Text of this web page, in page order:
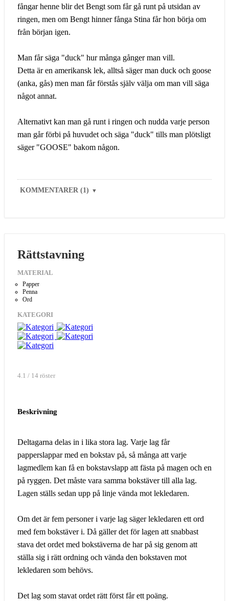
fångar henne blir det Bengt som får gå runt på utsidan av
ringen, men om Bengt hinner fånga Stina får hon börja om
från början igen.
Man får säga "duck" hur många gånger man vill.
Detta är en amerikansk lek, alltså säger man duck och goose
(anka, gås) men man får förstås själv välja om man vill säga
något annat.
Alternativt kan man gå runt i ringen och nudda varje person
man går förbi på huvudet och säga "duck" tills man plötsligt
säger "GOOSE" bakom någon.
KOMMENTARER (1) ▼
Rättstavning
MATERIAL
Papper
Penna
Ord
KATEGORI
4.1 / 14 röster
Beskrivning
Deltagarna delas in i lika stora lag. Varje lag får
papperslappar med en bokstav på, så många att varje
lagmedlem kan få en bokstavslapp att fästa på magen och en
på ryggen. Det måste vara samma bokstäver till alla lag.
Lagen ställs sedan upp på linje vända mot lekledaren.
Om det är fem personer i varje lag säger lekledaren ett ord
med fem bokstäver i. Då gäller det för lagen att snabbast
stava det ordet med bokstäverna de har på sig genom att
ställa sig i rätt ordning och vända den bokstaven mot
lekledaren som behövs.
Det lag som stavat ordet rätt först får ett poäng.